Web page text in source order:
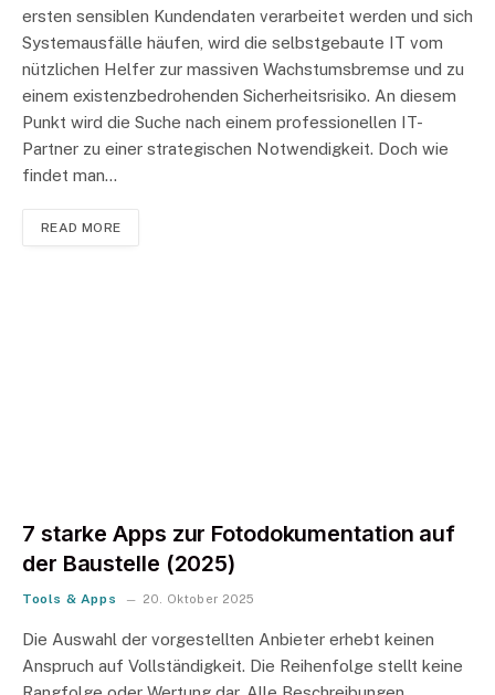
ersten sensiblen Kundendaten verarbeitet werden und sich
Systemausfälle häufen, wird die selbstgebaute IT vom
nützlichen Helfer zur massiven Wachstumsbremse und zu
einem existenzbedrohenden Sicherheitsrisiko. An diesem
Punkt wird die Suche nach einem professionellen IT-
Partner zu einer strategischen Notwendigkeit. Doch wie
findet man…
READ MORE
7 starke Apps zur Fotodokumentation auf
der Baustelle (2025)
Tools & Apps 20. Oktober 2025
Die Auswahl der vorgestellten Anbieter erhebt keinen
Anspruch auf Vollständigkeit. Die Reihenfolge stellt keine